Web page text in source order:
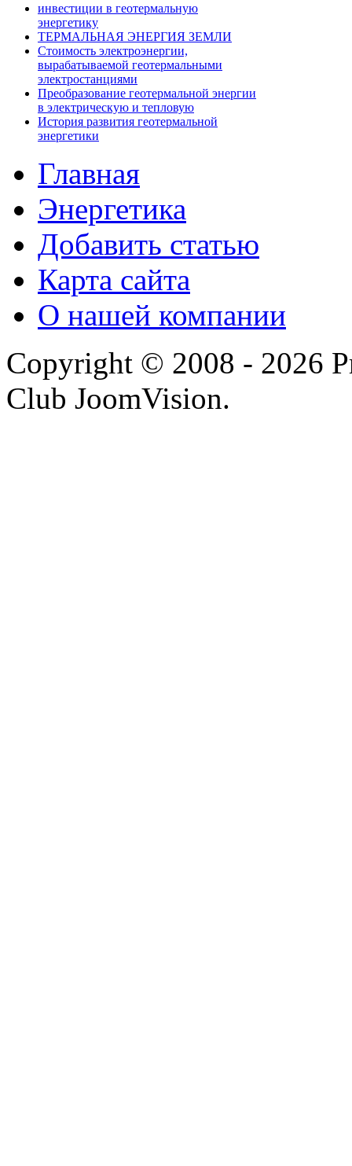
инвестиции в геотермальную
энергетику
ТЕРМАЛЬНАЯ ЭНЕРГИЯ ЗЕМЛИ
Стоимость электроэнергии,
вырабатываемой геотермальными
электростанциями
Преобразование геотермальной энергии
в электрическую и тепловую
История развития геотермальной
энергетики
Главная
Энергетика
Добавить статью
Карта сайта
О нашей компании
Copyright © 2008 - 2026
Club JoomVision.